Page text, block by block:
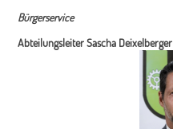
Bürgerservice
Abteilungsleiter Sascha Deixelberger